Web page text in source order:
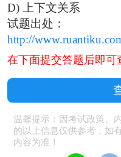
D) 上下文关系
试题出处：
http://
在下面提交答题后即
温馨提示：因考试政策、
的以上信息仅供参考，如
内容为准！